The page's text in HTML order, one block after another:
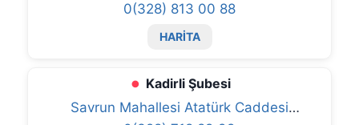
No:210 Merkez/Osmaniye
0(328) 813 00 88
HARİTA
Kadirli Şubesi
Savrun Mahallesi Atatürk Caddesi